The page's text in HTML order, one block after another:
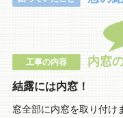
工事の内容 内窓
結露には内窓！
窓全部に内窓を取り付け